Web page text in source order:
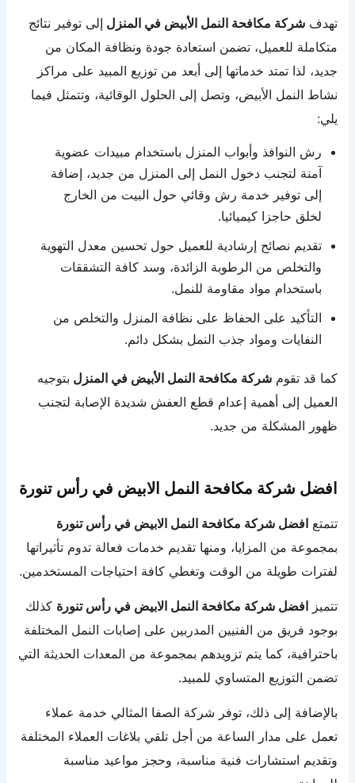
تهدفشركة مكافحة النمل الأبيض في المنزل إلى توفير نتائج
متكاملة للعميل، تضمن استعادة جودة ونظافة المكان من
جديد، لذا تمتد خدماتها إلى أبعد من توزيع المبيد على مراكز
نشاط النمل الأبيض، وتصل إلى الحلول الوقائية، وتتمثل فيما
يلي:
رش النوافذ وأبواب المنزل باستخدام مبيدات عضوية
آمنة لتجنب دخول النمل إلى المنزل من جديد، إضافة
إلى توفير خدمة رش وقائي حول البيت من الخارج
لخلق حاجزا كيميائيا.
تقديم نصائح إرشادية للعميل حول تحسين معدل التهوية
والتخلص من الرطوبة الزائدة، وسد كافة التشققات
باستخدام مواد مقاومة للنمل.
التأكيد على الحفاظ على نظافة المنزل والتخلص من
النفايات ومواد جذب النمل بشكل دائم.
كما قد تقومشركة مكافحة النمل الأبيض في المنزل بتوجيه
العميل إلى أهمية إعدام قطع العفش شديدة الإصابة لتجنب
ظهور المشكلة من جديد.
افضل شركة مكافحة النمل الابيض في رأس تنورة
تتمتعافضل شركة مكافحة النمل الابيض في رأس تنورة
بمجموعة من المزايا، ومنها تقديم خدمات فعالة تدوم تأثيراتها
لفترات طويلة من الوقت وتغطي كافة احتياجات المستخدمين.
تتميزافضل شركة مكافحة النمل الابيض في رأس تنورة كذلك
بوجود فريق من الفنيين المدربين على إصابات النمل المختلفة
باحترافية، كما يتم تزويدهم بمجموعة من المعدات الحديثة التي
تضمن التوزيع المتساوي للمبيد.
بالإضافة إلى ذلك، توفر شركة الصفا المثالي خدمة عملاء
تعمل على مدار الساعة من أجل تلقي بلاغات العملاء المختلفة
وتقديم استشارات فنية مناسبة، وحجز مواعيد مناسبة